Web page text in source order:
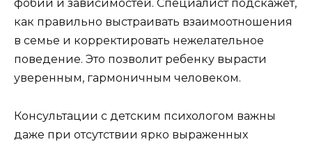
фобий и зависимостей. Специалист подскажет,
как правильно выстраивать взаимоотношения
в семье и корректировать нежелательное
поведение. Это позволит ребенку вырасти
уверенным, гармоничным человеком.
Консультации с детским психологом важны
даже при отсутствии ярко выраженных